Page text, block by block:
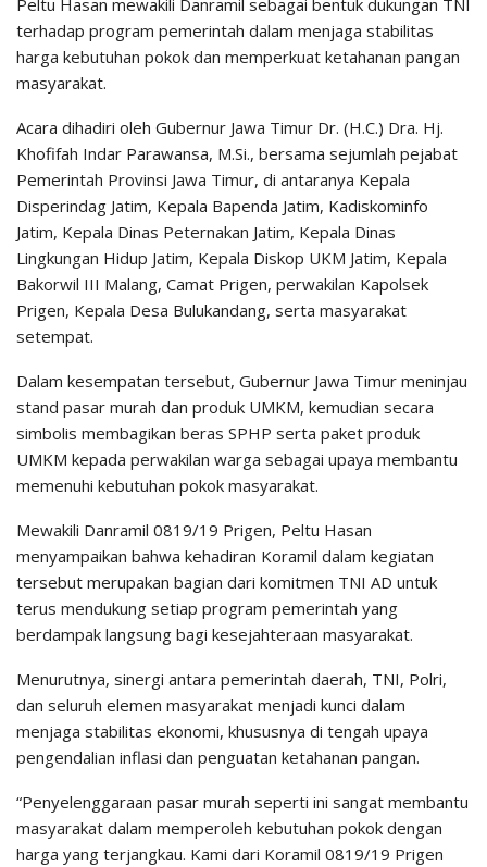
Peltu Hasan mewakili Danramil sebagai bentuk dukungan TNI
terhadap program pemerintah dalam menjaga stabilitas
harga kebutuhan pokok dan memperkuat ketahanan pangan
masyarakat.
Acara dihadiri oleh Gubernur Jawa Timur Dr. (H.C.) Dra. Hj.
Khofifah Indar Parawansa, M.Si., bersama sejumlah pejabat
Pemerintah Provinsi Jawa Timur, di antaranya Kepala
Disperindag Jatim, Kepala Bapenda Jatim, Kadiskominfo
Jatim, Kepala Dinas Peternakan Jatim, Kepala Dinas
Lingkungan Hidup Jatim, Kepala Diskop UKM Jatim, Kepala
Bakorwil III Malang, Camat Prigen, perwakilan Kapolsek
Prigen, Kepala Desa Bulukandang, serta masyarakat
setempat.
Dalam kesempatan tersebut, Gubernur Jawa Timur meninjau
stand pasar murah dan produk UMKM, kemudian secara
simbolis membagikan beras SPHP serta paket produk
UMKM kepada perwakilan warga sebagai upaya membantu
memenuhi kebutuhan pokok masyarakat.
Mewakili Danramil 0819/19 Prigen, Peltu Hasan
menyampaikan bahwa kehadiran Koramil dalam kegiatan
tersebut merupakan bagian dari komitmen TNI AD untuk
terus mendukung setiap program pemerintah yang
berdampak langsung bagi kesejahteraan masyarakat.
Menurutnya, sinergi antara pemerintah daerah, TNI, Polri,
dan seluruh elemen masyarakat menjadi kunci dalam
menjaga stabilitas ekonomi, khususnya di tengah upaya
pengendalian inflasi dan penguatan ketahanan pangan.
“Penyelenggaraan pasar murah seperti ini sangat membantu
masyarakat dalam memperoleh kebutuhan pokok dengan
harga yang terjangkau. Kami dari Koramil 0819/19 Prigen